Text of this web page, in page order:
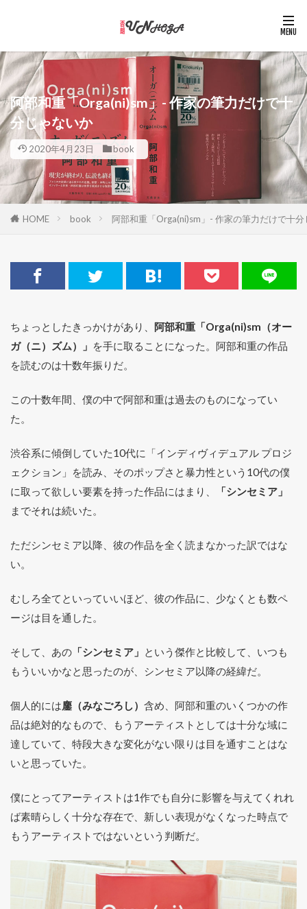
阿部和重「Orga(ni)sm」- 作家の筆力だけで十
分じゃないか
2020年4月23日 book
HOME book 阿部和重「Orga(ni)sm」- 作家の筆力だけで十分
ちょっとしたきっかけがあり、 阿部和重「Orga(ni)sm（オー
ガ（ニ）ズム）」 を手に取ることになった。阿部和重の作品
を読むのは十数年振りだ。
この十数年間、僕の中で阿部和重は過去のものになってい
た。
渋谷系に傾倒していた10代に「インディヴィデュアル プロジ
ェクション」を読み、そのポップさと暴力性という10代の僕
に取って欲しい要素を持った作品にはまり、
「シンセミア」
までそれは続いた。
ただシンセミア以降、彼の作品を全く読まなかった訳ではな
い。
むしろ全てといっていいほど、彼の作品に、少なくとも数ペ
ージは目を通した。
そして、あの 「シンセミア」 という傑作と比較して、いつも
もういいかなと思ったのが、シンセミア以降の経緯だ。
個人的には鏖（みなごろし） 含め、阿部和重のいくつかの作
品は絶対的なもので、もうアーティストとしては十分な域に
達していて、特段大きな変化がない限りは目を通すことはな
いと思っていた。
僕にとってアーティストは1作でも自分に影響を与えてくれれ
ば素晴らしく十分な存在で、新しい表現がなくなった時点で
もうアーティストではないという判断だ。